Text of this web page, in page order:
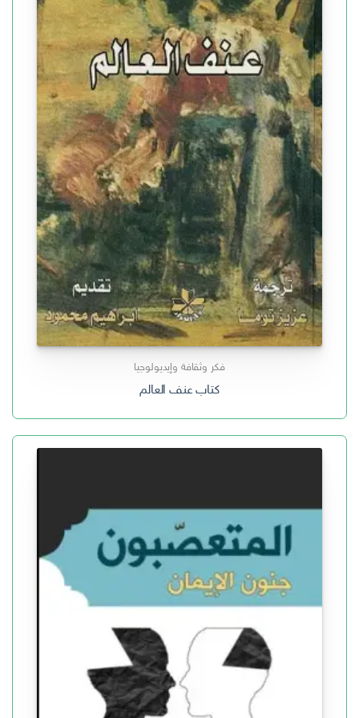
فكر وثقافة وإيديولوجيا
كتاب عنف العالم